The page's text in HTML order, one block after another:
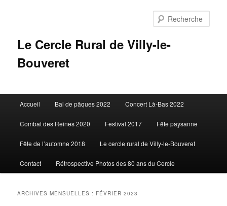
Le Cercle Rural de Villy-le-
Bouveret
principal
Accueil Bal de pâques 2022 Concert Là-Bas 2022
Combat des Reines 2020 Festival 2017 Fête paysanne
Fête de l’automne 2018 Le cercle rural de Villy-le-Bouveret
Contact Rétrospective Photos des 80 ans du Cercle
ARCHIVES MENSUELLES : FÉVRIER 2023